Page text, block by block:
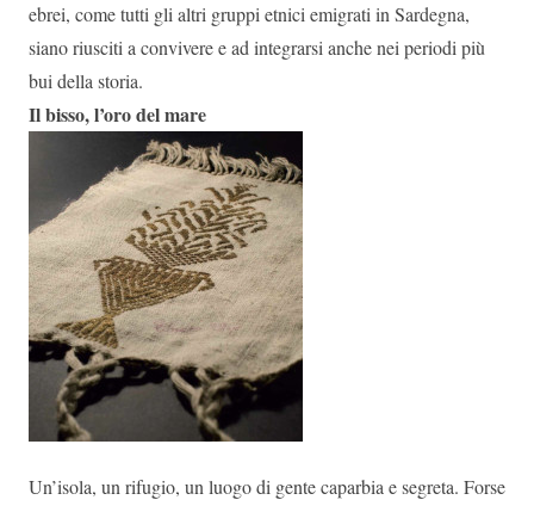
ebrei, come tutti gli altri gruppi etnici emigrati in Sardegna,
siano riusciti a convivere e ad integrarsi anche nei periodi più
bui della storia.
Il bisso, l’oro del mare
Un’isola, un rifugio, un luogo di gente caparbia e segreta. Forse